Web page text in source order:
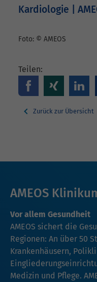
Kardiologie |
Foto: © AMEOS
Teilen:
Zurück zur Übersicht
AMEOS
Vor allem Gesundheit
AMEOS sichert die
Regionen: An über 50
Krankenhäusern,
Medizin und Pflege.